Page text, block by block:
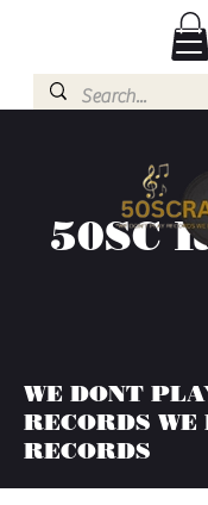
50SC
WE DONT
RECORDS
RECORDS